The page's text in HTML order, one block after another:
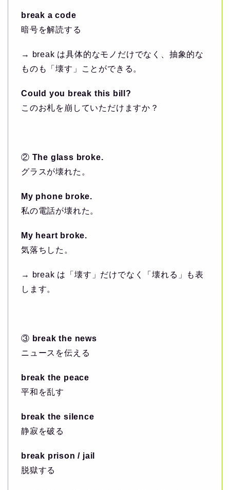
break a code
暗号を解読する
→ break は具体的なモノだけでなく、抽象的な
ものも「壊す」ことができる。
Could you break this bill?
このお札を崩していただけますか？
② The glass broke.
グラスが壊れた。
My phone broke.
私の電話が壊れた。
My heart broke.
気落ちした。
→ break は「壊す」だけでなく「壊れる」も表
します。
③ break the news
ニュースを伝える
break the peace
平和を乱す
break the silence
静寂を破る
break prison / jail
脱獄する